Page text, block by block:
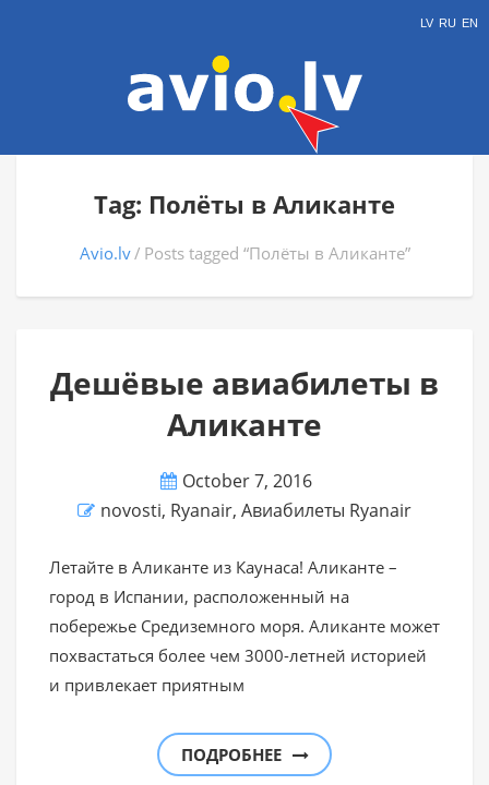
LV RU EN
Tag: Полёты в Аликанте
Avio.lv Posts tagged “Полёты в Аликанте”
Дешёвые авиабилеты в
Аликанте
October 7, 2016
novosti, Ryanair, Авиабилеты Ryanair
Летайте в Аликанте из Каунаса! Аликанте –
город в Испании, расположенный на
побережье Средиземного моря. Аликанте может
похвастаться более чем 3000-летней историей
и привлекает приятным
ПОДРОБНЕЕ